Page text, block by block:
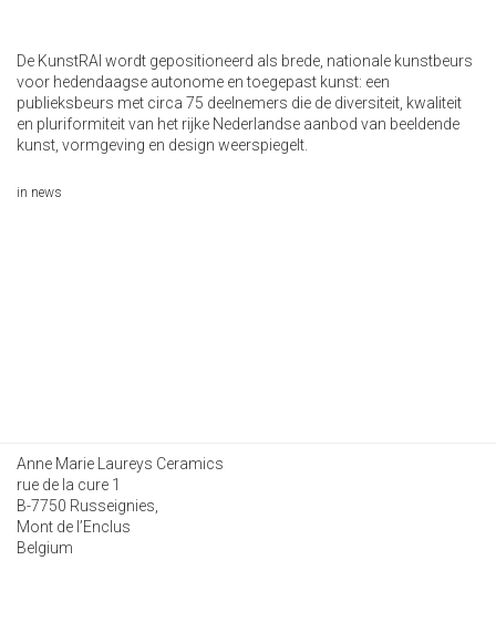
De KunstRAI wordt gepositioneerd als brede, nationale kunstbeurs
voor hedendaagse autonome en toegepast kunst: een
publieksbeurs met circa 75 deelnemers die de diversiteit, kwaliteit
en pluriformiteit van het rijke Nederlandse aanbod van beeldende
kunst, vormgeving en design weerspiegelt.
in news
Anne Marie Laureys Ceramics
rue de la cure 1
B-7750 Russeignies,
Mont de l’Enclus
Belgium